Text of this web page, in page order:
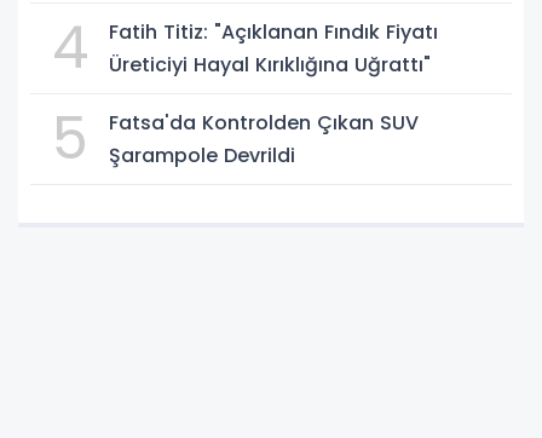
4
Fatih Titiz: "Açıklanan Fındık Fiyatı
Üreticiyi Hayal Kırıklığına Uğrattı"
5
Fatsa'da Kontrolden Çıkan SUV
Şarampole Devrildi